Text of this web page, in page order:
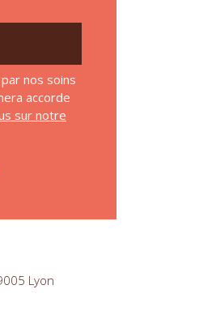
nos soins
accorde
sur notre
Lyon